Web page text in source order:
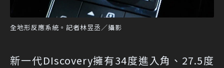
全地形反應系統。記者林昱丞／攝影
新一代DIscovery擁有34度進入角、27.5度